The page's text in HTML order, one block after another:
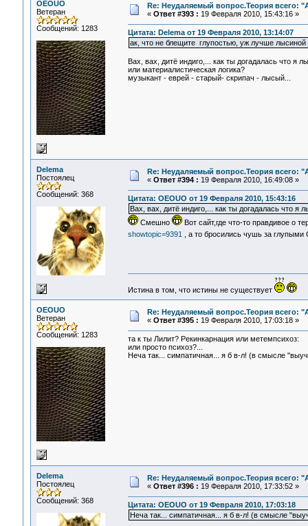
OEOUO
Ветеран
Сообщений: 1283
Re: Неудаляемый вопрос.Теория всего:
« Ответ #393 : 19 Февраля 2010, 15:43:16 »
Цитата: Delema от 19 Февраля 2010, 13:14:07
ак, что не блещите глупостью, уж лучше лысиной
Вах, вах, дитё индиго,... как ты догадалась что я
или материалистическая логика?
музыкант - еврей - старый- скрипач - лысый...
Delema
Постоялец
Сообщений: 368
Re: Неудаляемый вопрос.Теория всего:
« Ответ #394 : 19 Февраля 2010, 16:49:08 »
Цитата: OEOUO от 19 Февраля 2010, 15:43:16
Вах, вах, дитё индиго,... как ты догадалась что я
Смешно
Вот сайт,где что-то правдивое о
showtopic=9391
, а то бросились чушь за
Истина в том, что истины не существует
OEOUO
Ветеран
Сообщений: 1283
Re: Неудаляемый вопрос.Теория всего:
« Ответ #395 : 19 Февраля 2010, 17:03:18 »
та к ты Лилит? Рекинкарнация или метемпсихоз:
или просто психоз?...
Неча так... симпатичная... я б в-л! (в смысле
Delema
Постоялец
Сообщений: 368
Re: Неудаляемый вопрос.Теория всего:
« Ответ #396 : 19 Февраля 2010, 17:33:52 »
Цитата: OEOUO от 19 Февраля 2010, 17:03:18
Неча так... симпатичная... я б в-л! (в смысле